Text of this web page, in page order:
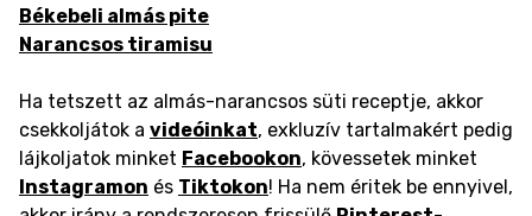
Békebeli almás pite
Narancsos tiramisu
Ha tetszett az almás-narancsos süti receptje, akkor
csekkoljátok a videóinkat, exkluzív tartalmakért pedig
lájkoljatok minket Facebookon, kövessetek minket
Instagramon és Tiktokon! Ha nem éritek be ennyivel,